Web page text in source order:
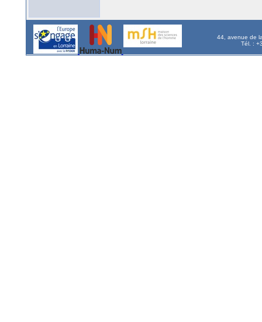
44, avenue de
Tél. :